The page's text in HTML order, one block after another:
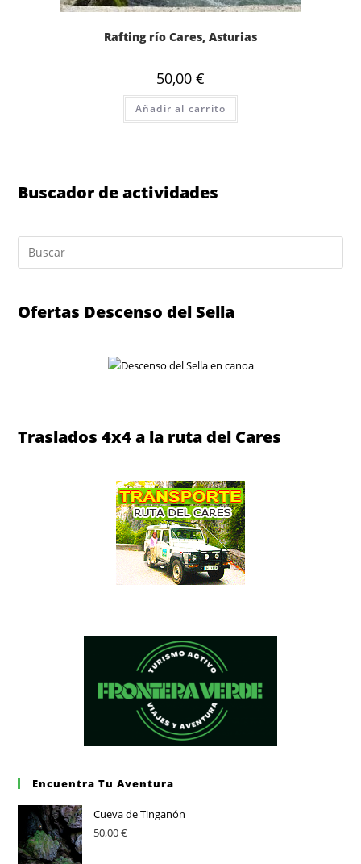
Rafting río Cares, Asturias
50,00 €
Añadir al carrito
Buscador de actividades
Ofertas Descenso del Sella
Traslados 4x4 a la ruta del Cares
Encuentra Tu Aventura
Cueva de Tinganón
50,00€